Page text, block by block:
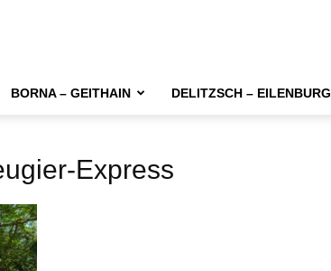
BORNA – GEITHAIN DELITZSCH – EILENBURG
Express